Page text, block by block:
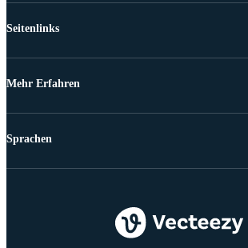
Seitenlinks
Mehr Erfahren
Sprachen